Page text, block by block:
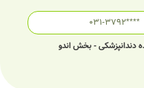
031-3792****
دندانپزشکی - بخش اندو